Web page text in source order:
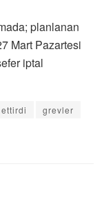
planlanan
Mart Pazartesi
iptal
ettirdi
grevler